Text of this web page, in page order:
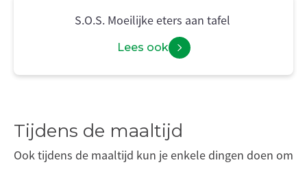
S.O.S. Moeilijke eters aan tafel
Lees ook
Tijdens de maaltijd
Ook tijdens de maaltijd kun je enkele dingen doen om